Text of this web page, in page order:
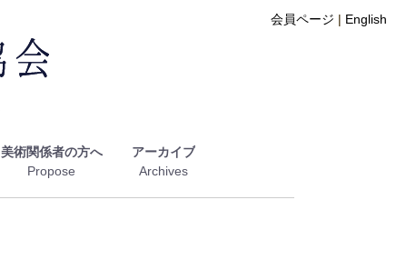
会員ページ | English
美術関係者の方へ アーカイブ